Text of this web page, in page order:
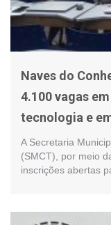
Naves do
4.100 vagas
tecnologia e
A Secretaria
(SMCT), por meio
inscrições abertas